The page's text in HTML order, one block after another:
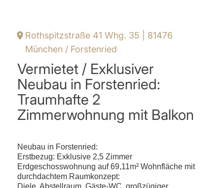
Rothspitzstraße 41 Whg. 35 | 81476
München / Forstenried
Vermietet / Exklusiver
Neubau in Forstenried:
Traumhafte 2
Zimmerwohnung mit Balkon
Neubau in Forstenried:
Erstbezug: Exklusive 2,5 Zimmer
Erdgeschosswohnung auf 69,11m² Wohnfläche mit
durchdachtem Raumkonzept:
Diele, Abstellraum, Gäste-WC, großzügiger,